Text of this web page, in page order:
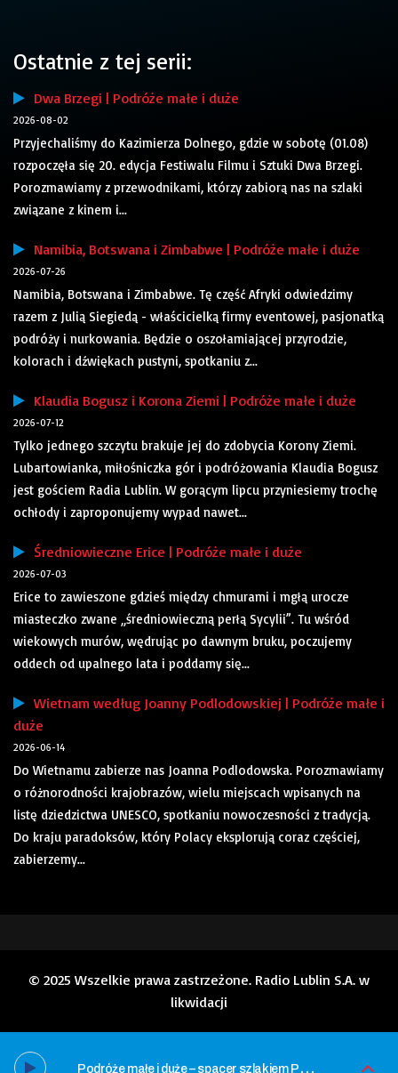
Ostatnie z tej serii:
Dwa Brzegi | Podróże małe i duże
2026-08-02
Przyjechaliśmy do Kazimierza Dolnego, gdzie w sobotę (01.08)
rozpoczęła się 20. edycja Festiwalu Filmu i Sztuki Dwa Brzegi.
Porozmawiamy z przewodnikami, którzy zabiorą nas na szlaki
związane z kinem i...
Namibia, Botswana i Zimbabwe | Podróże małe i duże
2026-07-26
Namibia, Botswana i Zimbabwe. Tę część Afryki odwiedzimy
razem z Julią Siegiedą - właścicielką firmy eventowej, pasjonatką
podróży i nurkowania. Będzie o oszołamiającej przyrodzie,
kolorach i dźwiękach pustyni, spotkaniu z...
Klaudia Bogusz i Korona Ziemi | Podróże małe i duże
2026-07-12
Tylko jednego szczytu brakuje jej do zdobycia Korony Ziemi.
Lubartowianka, miłośniczka gór i podróżowania Klaudia Bogusz
jest gościem Radia Lublin. W gorącym lipcu przyniesiemy trochę
ochłody i zaproponujemy wypad nawet...
Średniowieczne Erice | Podróże małe i duże
2026-07-03
Erice to zawieszone gdzieś między chmurami i mgłą urocze
miasteczko zwane „średniowieczną perłą Sycylii”. Tu wśród
wiekowych murów, wędrując po dawnym bruku, poczujemy
oddech od upalnego lata i poddamy się...
Wietnam według Joanny Podlodowskiej | Podróże małe i
duże
2026-06-14
Do Wietnamu zabierze nas Joanna Podlodowska. Porozmawiamy
o różnorodności krajobrazów, wielu miejscach wpisanych na
listę dziedzictwa UNESCO, spotkaniu nowoczesności z tradycją.
Do kraju paradoksów, który Polacy eksplorują coraz częściej,
zabierzemy...
© 2025 Wszelkie prawa zastrzeżone. Radio Lublin S.A. w
likwidacji
P
odróże małe i duże – spacer szlakiem Powstania Warszawskiego